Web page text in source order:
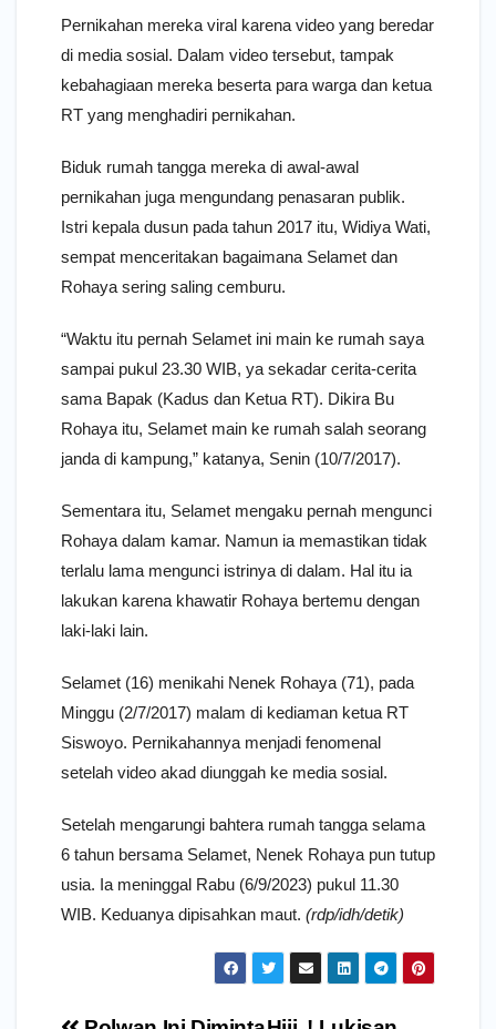
Pernikahan mereka viral karena video yang beredar
di media sosial. Dalam video tersebut, tampak
kebahagiaan mereka beserta para warga dan ketua
RT yang menghadiri pernikahan.
Biduk rumah tangga mereka di awal-awal
pernikahan juga mengundang penasaran publik.
Istri kepala dusun pada tahun 2017 itu, Widiya Wati,
sempat menceritakan bagaimana Selamet dan
Rohaya sering saling cemburu.
“Waktu itu pernah Selamet ini main ke rumah saya
sampai pukul 23.30 WIB, ya sekadar cerita-cerita
sama Bapak (Kadus dan Ketua RT). Dikira Bu
Rohaya itu, Selamet main ke rumah salah seorang
janda di kampung,” katanya, Senin (10/7/2017).
Sementara itu, Selamet mengaku pernah mengunci
Rohaya dalam kamar. Namun ia memastikan tidak
terlalu lama mengunci istrinya di dalam. Hal itu ia
lakukan karena khawatir Rohaya bertemu dengan
laki-laki lain.
Selamet (16) menikahi Nenek Rohaya (71), pada
Minggu (2/7/2017) malam di kediaman ketua RT
Siswoyo. Pernikahannya menjadi fenomenal
setelah video akad diunggah ke media sosial.
Setelah mengarungi bahtera rumah tangga selama
6 tahun bersama Selamet, Nenek Rohaya pun tutup
usia. Ia meninggal Rabu (6/9/2023) pukul 11.30
WIB. Keduanya dipisahkan maut. (rdp/idh/detik)